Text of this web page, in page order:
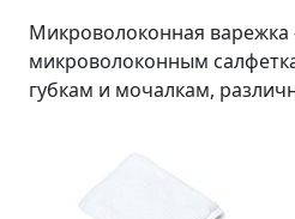
Микроволоконная варежка
микроволоконным
губкам и мочалкам,